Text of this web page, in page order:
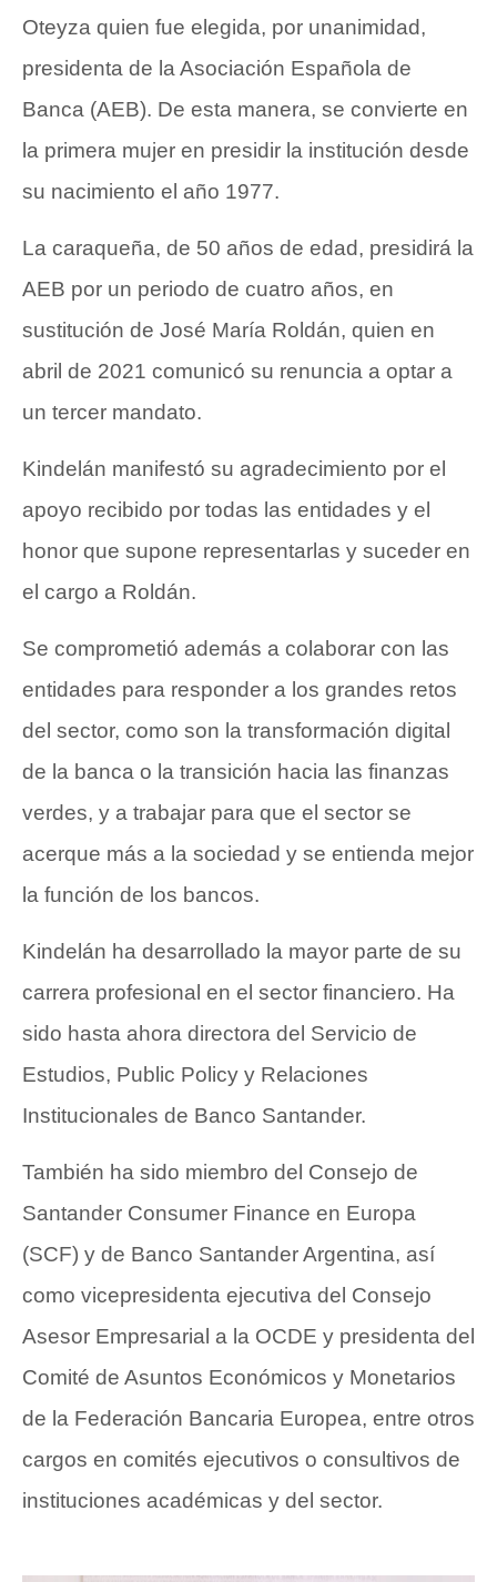
Oteyza quien fue elegida, por unanimidad,
presidenta de la Asociación Española de
Banca (AEB). De esta manera, se convierte en
la primera mujer en presidir la institución desde
su nacimiento el año 1977.
La caraqueña, de 50 años de edad, presidirá la
AEB por un periodo de cuatro años, en
sustitución de José María Roldán, quien en
abril de 2021 comunicó su renuncia a optar a
un tercer mandato.
Kindelán manifestó su agradecimiento por el
apoyo recibido por todas las entidades y el
honor que supone representarlas y suceder en
el cargo a Roldán.
Se comprometió además a colaborar con las
entidades para responder a los grandes retos
del sector, como son la transformación digital
de la banca o la transición hacia las finanzas
verdes, y a trabajar para que el sector se
acerque más a la sociedad y se entienda mejor
la función de los bancos.
Kindelán ha desarrollado la mayor parte de su
carrera profesional en el sector financiero. Ha
sido hasta ahora directora del Servicio de
Estudios, Public Policy y Relaciones
Institucionales de Banco Santander.
También ha sido miembro del Consejo de
Santander Consumer Finance en Europa
(SCF) y de Banco Santander Argentina, así
como vicepresidenta ejecutiva del Consejo
Asesor Empresarial a la OCDE y presidenta del
Comité de Asuntos Económicos y Monetarios
de la Federación Bancaria Europea, entre otros
cargos en comités ejecutivos o consultivos de
instituciones académicas y del sector.